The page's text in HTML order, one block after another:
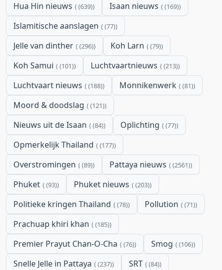
Hua Hin nieuws (639) Isaan nieuws (169)
Islamitische aanslagen (77)
Jelle van dinther (296) Koh Larn (79)
Koh Samui (101) Luchtvaartnieuws (213)
Luchtvaart nieuws (188) Monnikenwerk (81)
Moord & doodslag (121)
Nieuws uit de Isaan (84) Oplichting (77)
Opmerkelijk Thailand (177)
Overstromingen (89) Pattaya nieuws (2561)
Phuket (93) Phuket nieuws (203)
Politieke kringen Thailand (78) Pollution (71)
Prachuap khiri khan (185)
Premier Prayut Chan-O-Cha (76) Smog (106)
Snelle Jelle in Pattaya (237) SRT (84)